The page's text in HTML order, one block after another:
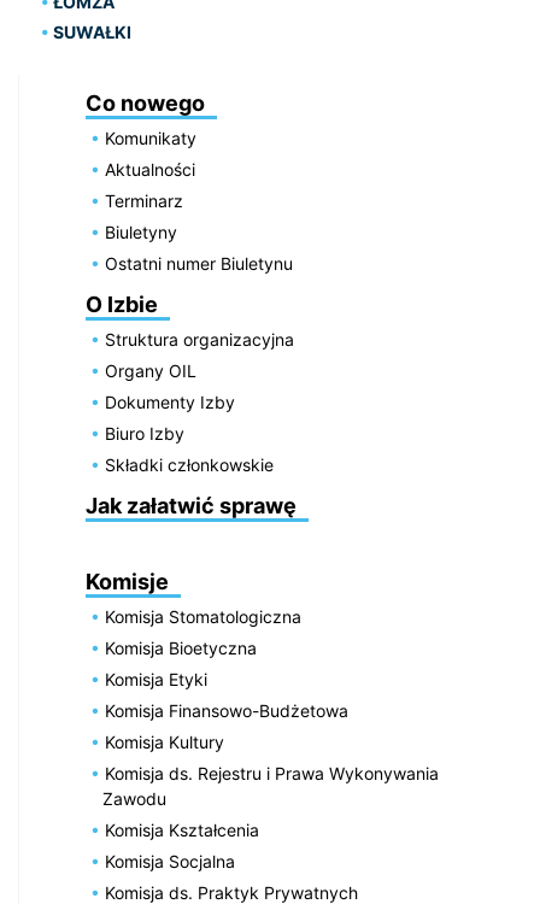
SUWAŁKI
Co nowego
Komunikaty
Aktualności
Terminarz
Biuletyny
Ostatni numer Biuletynu
O Izbie
Struktura organizacyjna
Organy OIL
Dokumenty Izby
Biuro Izby
Składki członkowskie
Jak załatwić sprawę
Komisje
Komisja Stomatologiczna
Komisja Bioetyczna
Komisja Etyki
Komisja Finansowo-Budżetowa
Komisja Kultury
Komisja ds. Rejestru i Prawa Wykonywania
Zawodu
Komisja Kształcenia
Komisja Socjalna
Komisja ds. Praktyk Prywatnych